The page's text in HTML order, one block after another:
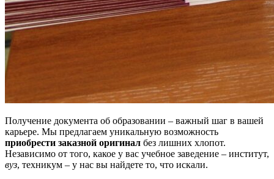
Получение документа об образовании – важный шаг в вашей
карьере. Мы предлагаем уникальную возможность
приобрести заказной оригинал без лишних хлопот.
Независимо от того, какое у вас учебное заведение – институт,
вуз, техникум – у нас вы найдете то, что искали.